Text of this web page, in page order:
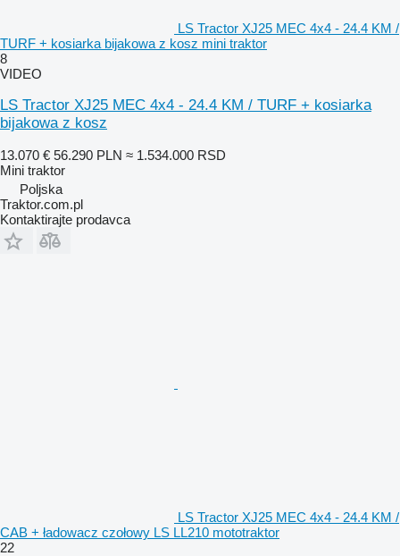
LS Tractor XJ25 MEC 4x4 - 24.4 KM /
TURF + kosiarka bijakowa z kosz mini traktor
8
VIDEO
LS Tractor XJ25 MEC 4x4 - 24.4 KM / TURF + kosiarka
bijakowa z kosz
13.070 € 56.290 PLN ≈ 1.534.000 RSD
Mini traktor
Poljska
Traktor.com.pl
Kontaktirajte prodavca
LS Tractor XJ25 MEC 4x4 - 24.4 KM /
CAB + ładowacz czołowy LS LL210 mototraktor
22